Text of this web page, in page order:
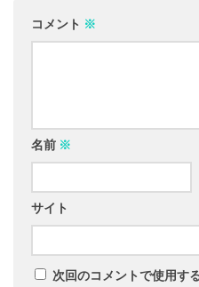
コメント ※
名前 ※
サイト
次回のコメントで使用す